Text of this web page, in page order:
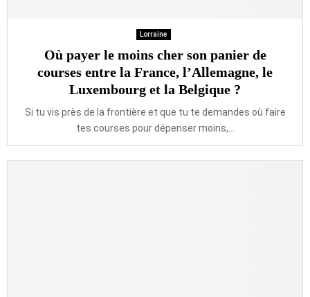
Lorraine
Où payer le moins cher son panier de
courses entre la France, l’Allemagne, le
Luxembourg et la Belgique ?
Si tu vis près de la frontière et que tu te demandes où faire
tes courses pour dépenser moins,...